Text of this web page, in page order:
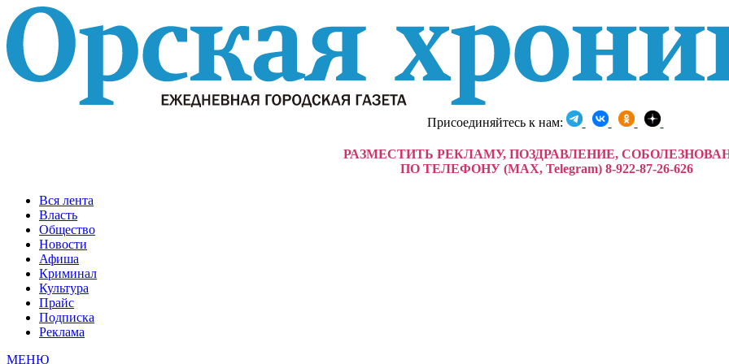
Присоединяйтесь к нам:
РАЗМЕСТИТЬ РЕКЛАМУ, ПОЗДРАВЛЕНИЕ,
ПО ТЕЛЕФОНУ (MAX, Telegram) 8-922-87-26-626
Вся лента
Власть
Общество
Новости
Афиша
Криминал
Культура
Прайс
Подписка
Реклама
МЕНЮ